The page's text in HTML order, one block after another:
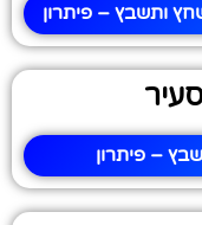
ותשבץ – פיתרון
– פיתרון